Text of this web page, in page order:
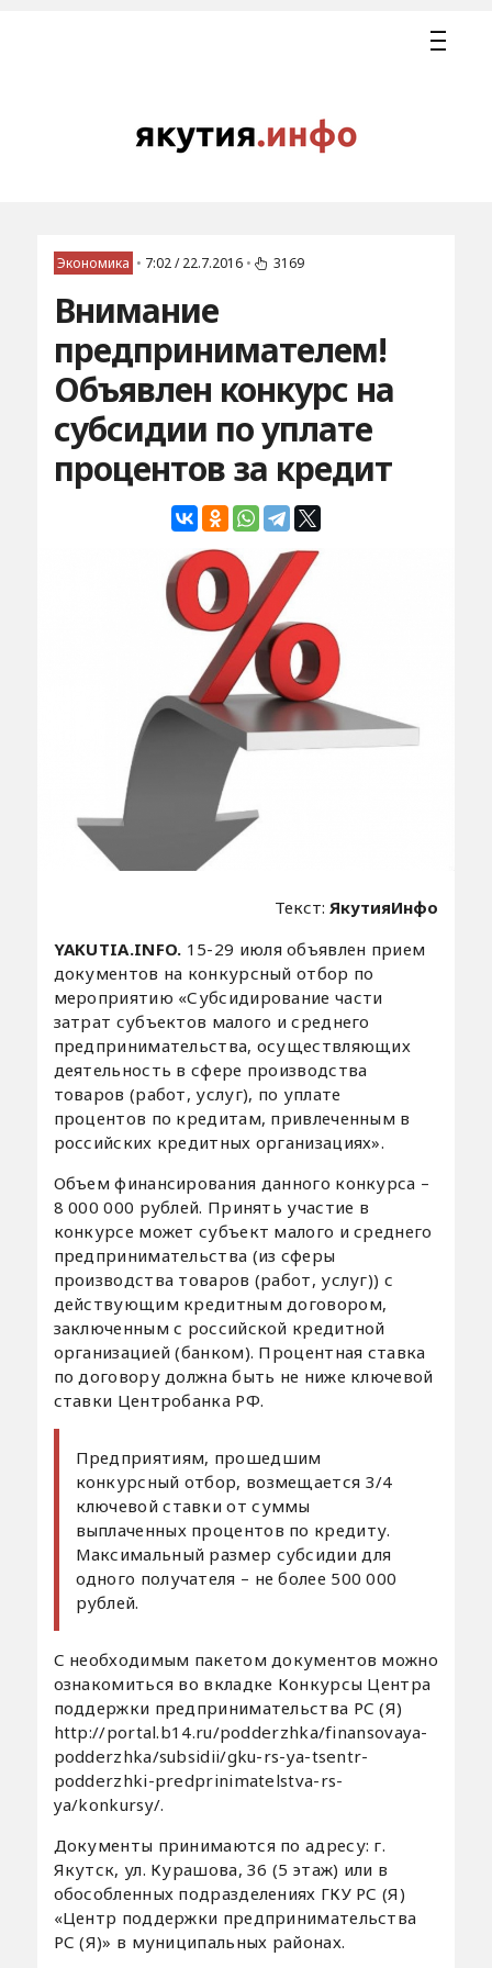
Экономика • 7:02 / 22.7.2016 • 3169
Внимание
предпринимателем!
Объявлен конкурс на
субсидии по уплате
процентов за кредит
Текст:ЯкутияИнфо
YAKUTIA.INFO. 15-29 июля объявлен прием
документов на конкурсный отбор по
мероприятию «Субсидирование части
затрат субъектов малого и среднего
предпринимательства, осуществляющих
деятельность в сфере производства
товаров (работ, услуг), по уплате
процентов по кредитам, привлеченным в
российских кредитных организациях».
Объем финансирования данного конкурса –
8 000 000 рублей. Принять участие в
конкурсе может субъект малого и среднего
предпринимательства (из сферы
производства товаров (работ, услуг)) с
действующим кредитным договором,
заключенным с российской кредитной
организацией (банком). Процентная ставка
по договору должна быть не ниже ключевой
ставки Центробанка РФ.
Предприятиям, прошедшим
конкурсный отбор, возмещается 3/4
ключевой ставки от суммы
выплаченных процентов по кредиту.
Максимальный размер субсидии для
одного получателя – не более 500 000
рублей.
С необходимым пакетом документов можно
ознакомиться во вкладке Конкурсы Центра
поддержки предпринимательства РС (Я)
http://portal.b14.ru/podderzhka/finansovaya-
podderzhka/subsidii/gku-rs-ya-tsentr-
podderzhki-predprinimatelstva-rs-
ya/konkursy/.
Документы принимаются по адресу: г.
Якутск, ул. Курашова, 36 (5 этаж) или в
обособленных подразделениях ГКУ РС (Я)
«Центр поддержки предпринимательства
РС (Я)» в муниципальных районах.